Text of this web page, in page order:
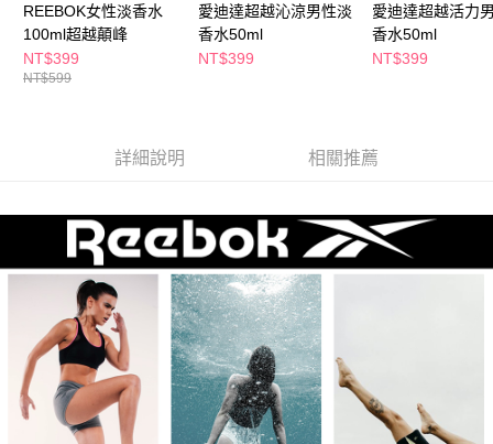
REEBOK女性淡香水
100ml超越顛峰
NT$399
NT$599
愛迪達超越沁涼男性淡
香水50ml
NT$399
愛迪達超越活力
香水50ml
NT$399
詳細說明 相關推薦